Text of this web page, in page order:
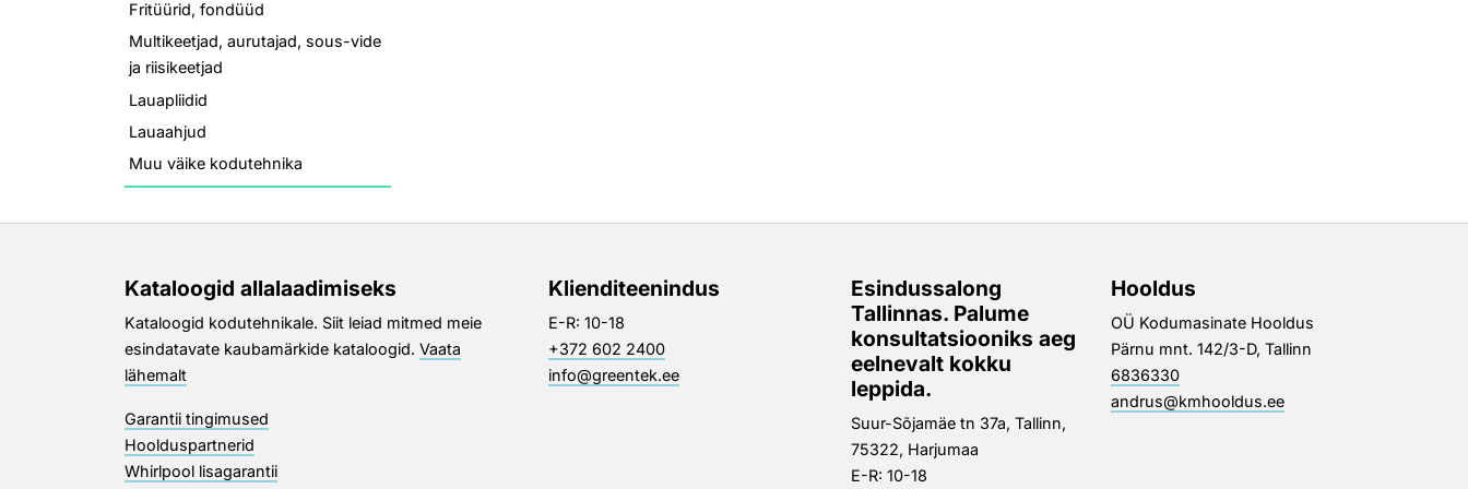
Fritüürid, fondüüd
Multikeetjad, aurutajad, sous-vide
ja riisikeetjad
Lauapliidid
Lauaahjud
Muu väike kodutehnika
Kataloogid allalaadimiseks
Kataloogid kodutehnikale. Siit leiad mitmed meie
esindatavate kaubamärkide kataloogid. Vaata
lähemalt
Garantii tingimused
Hoolduspartnerid
Whirlpool lisagarantii
Klienditeenindus
E-R: 10-18
+372 602 2400
info@greentek.ee
Esindussalong
Tallinnas. Palume
konsultatsiooniks aeg
eelnevalt kokku
leppida.
Suur-Sõjamäe tn 37a, Tallinn,
75322, Harjumaa
E-R: 10-18
Hooldus
OÜ Kodumasinate Hooldus
Pärnu mnt. 142/3-D, Tallinn
6836330
andrus@kmhooldus.ee